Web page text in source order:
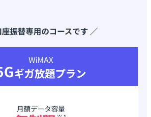
振替専用のコースです ／
WiMAX
ギガ放題プラン
月額データ容量